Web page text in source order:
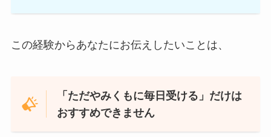
この経験からあなたにお伝えしたいことは、
「ただやみくもに毎日受ける」だけは
おすすめできません